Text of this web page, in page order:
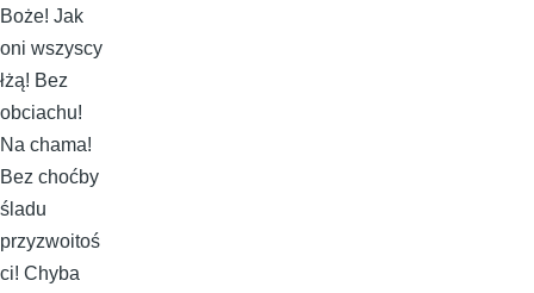
Boże! Jak
oni wszyscy
łżą! Bez
obciachu!
Na chama!
Bez choćby
śladu
przyzwoitoś
ci! Chyba